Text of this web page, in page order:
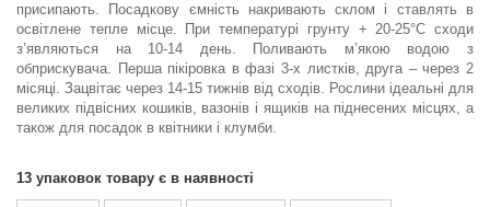
присипають. Посадкову ємність накривають склом і ставлять в
освітлене тепле місце. При температурі грунту + 20-25°C сходи
з’являються на 10-14 день. Поливають м’якою водою з
обприскувача. Перша пікіровка в фазі 3-х листків, друга – через 2
місяці. Зацвітає через 14-15 тижнів від сходів. Рослини ідеальні для
великих підвісних кошиків, вазонів і ящиків на піднесених місцях, а
також для посадок в квітники і клумби.
13 упаковок товару є в наявності